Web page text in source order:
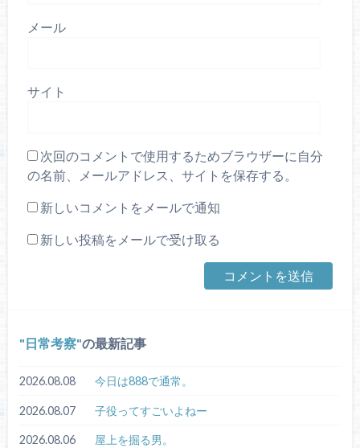
メール
サイト
次回のコメントで使用するためブラウザーに自分
の名前、メールアドレス、サイトを保存する。
新しいコメントをメールで通知
新しい投稿をメールで受け取る
日常考察 の最新記事
2026.08.08 今日は888で通常。
2026.08.07 子役ってすごいよねー
2026.08.06 屋上を掘る男。